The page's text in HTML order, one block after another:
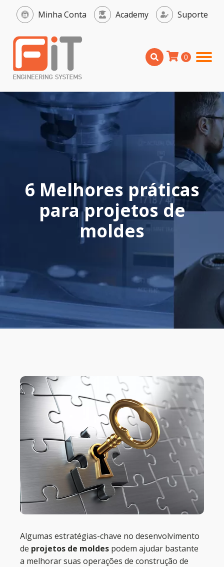
Minha Conta Academy Suporte
6 Melhores práticas
para projetos de
moldes
Algumas estratégias-chave no desenvolvimento
de projetos de moldes podem ajudar bastante
a melhorar suas operações de construção de